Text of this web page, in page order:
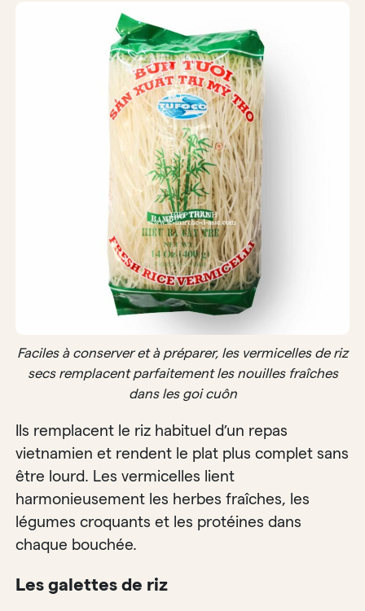
Faciles à conserver et à préparer, les vermicelles de riz
secs remplacent parfaitement les nouilles fraîches
dans les goi cuôn
Ils remplacent le riz habituel d’un repas
vietnamien et rendent le plat plus complet sans
être lourd. Les vermicelles lient
harmonieusement les herbes fraîches, les
légumes croquants et les protéines dans
chaque bouchée.
Les galettes de riz